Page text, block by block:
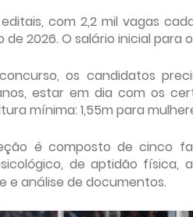
com 2,2 mil vagas
2026. O salário inicial para o
os candidatos
estar em dia com os
mínima: 1,55m para
é composto de cinco
de aptidão física,
e análise de documentos.